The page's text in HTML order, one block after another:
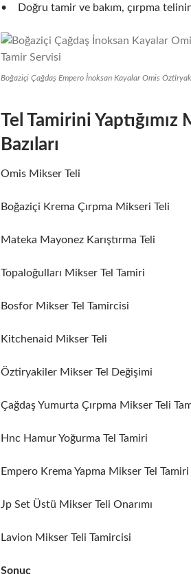
• Doğru tamir ve bakım, çırpma
Boğaziçi Çağdaş Empero İnoksan Kayalar Omis
Tel Tamirini Yaptığımız
Bazıları
Omis Mikser Teli
Boğaziçi Krema Çırpma Mikseri Teli
Mateka Mayonez Karıştırma Teli
Topaloğulları Mikser Tel Tamiri
Bosfor Mikser Tel Tamircisi
Kitchenaid Mikser Teli
Öztiryakiler Mikser Tel Değişimi
Çağdaş Yumurta Çırpma Mikser Teli
Hnc Hamur Yoğurma Tel Tamiri
Empero Krema Yapma Mikser Tel Tamiri
Jp Set Üstü Mikser Teli Onarımı
Lavion Mikser Teli Tamircisi
Sonuç